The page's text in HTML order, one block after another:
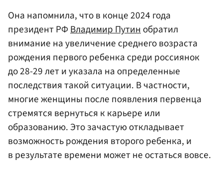
Она напомнила, что в конце 2024 года
президент РФВладимир Путинобратил
внимание на увеличение среднего возраста
рождения первого ребенка среди россиянок
до 28-29 лет и указала на определенные
последствия такой ситуации. В частности,
многие женщины после появления первенца
стремятся вернуться к карьере или
образованию. Это зачастую откладывает
возможность рождения второго ребенка, и
в результате времени может не остаться вовсе.